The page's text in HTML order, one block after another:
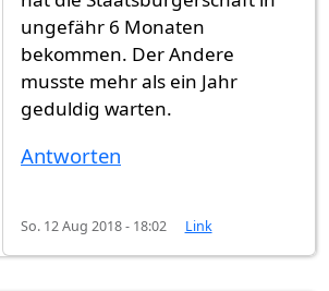
ungefähr 6 Monaten
bekommen. Der Andere
musste mehr als ein Jahr
geduldig warten.
Antworten
So. 12 Aug 2018 - 18:02 Link